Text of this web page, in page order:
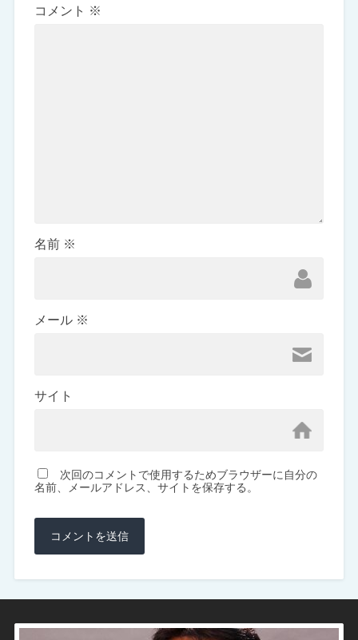
コメント ※
名前 ※
メール ※
サイト
次回のコメントで使用するためブラウザーに自分の
名前、メールアドレス、サイトを保存する。